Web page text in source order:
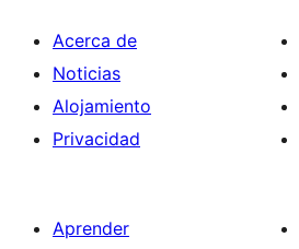
Acerca de
Noticias
Alojamiento
Privacidad
Aprender